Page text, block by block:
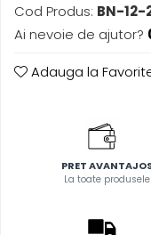
Masini de rectificat
Masini de rectificat
Masini de satinat
Masini de slefuit cu disc
Masini de tesit
Cod Produs: BN-12-
Ai nevoie de ajutor?
Adauga la
PRET
La toate produsele